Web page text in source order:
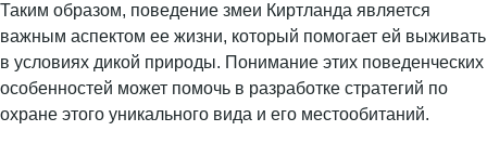
Таким образом, поведение змеи Киртланда является
важным аспектом ее жизни, который помогает ей выживать
в условиях дикой природы. Понимание этих поведенческих
особенностей может помочь в разработке стратегий по
охране этого уникального вида и его местообитаний.